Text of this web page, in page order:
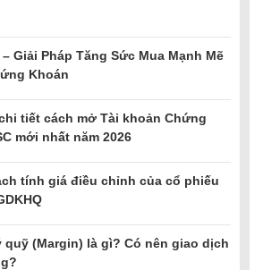
– Giải Pháp Tăng Sức Mua Mạnh Mẽ
Khoán
tiết cách mở Tài khoản Chứng
mới nhất năm 2026
tính giá điều chỉnh của cổ phiếu
quỹ (Margin) là gì? Có nên giao dịch